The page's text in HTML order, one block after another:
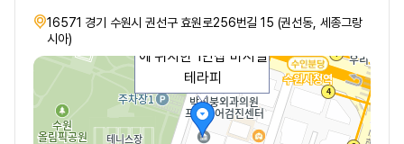
16571 경기 수원시 권선구 효원로256번길 15 (권선동, 세종그랑
시아)
안녕하세요수원 인계동
에 위치한 1인샵 비서실
테라피